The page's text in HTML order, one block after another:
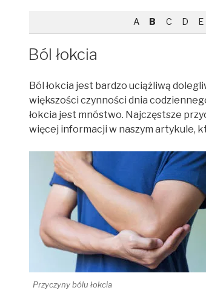
A B C D E
Ból łokcia
Ból łokcia jest bardzo uciążliwą
większości czynności dnia
łokcia jest mnóstwo. Najczęstsze
więcej informacji w naszym artykule,
Przyczyny bólu łokcia